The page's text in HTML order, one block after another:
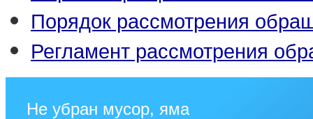
Порядок рассмотрения
Регламент рассмотрения
Не убран мусор, яма